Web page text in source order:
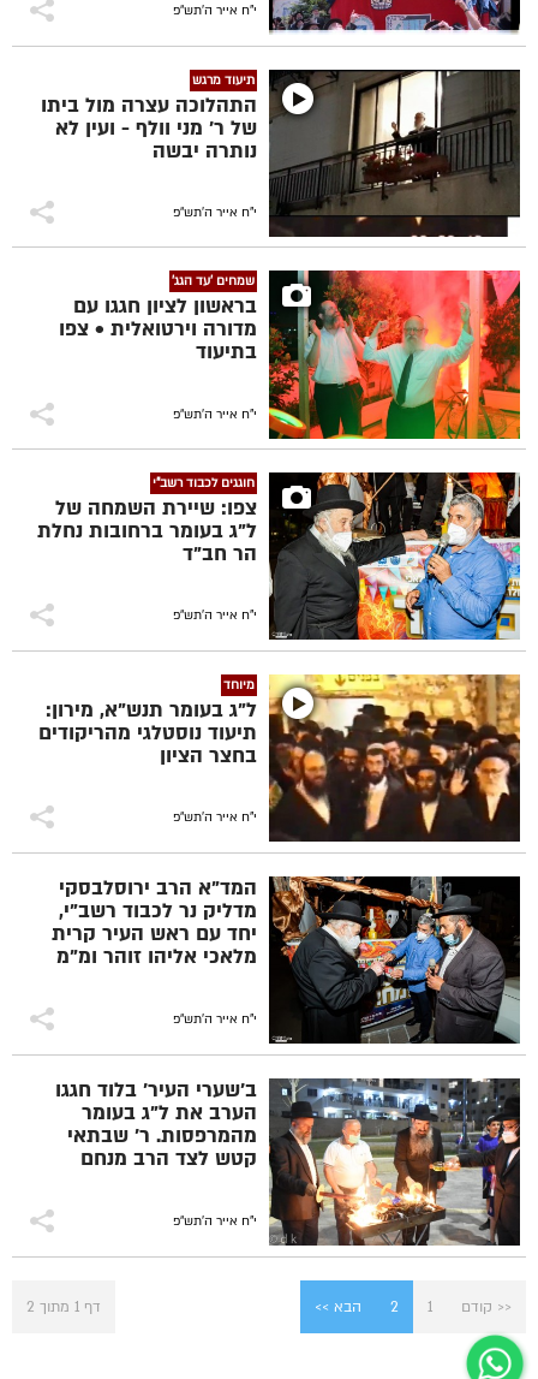
י"ח אייר ה׳תש״פ
תיעוד מרגש
התהלוכה עצרה מול ביתו
של ר' מני וולף - ועין לא
נותרה יבשה
י"ח אייר ה׳תש״פ
שמחים 'עד הגג'
בראשון לציון חגגו עם
מדורה וירטואלית • צפו
בתיעוד
י"ח אייר ה׳תש״פ
חוגגים לכבוד רשב"י
צפו: שיירת השמחה של
ל"ג בעומר ברחובות נחלת
הר חב"ד
י"ח אייר ה׳תש״פ
מיוחד
ל"ג בעומר תנש"א, מירון:
תיעוד נוסטלגי מהריקודים
בחצר הציון
י"ח אייר ה׳תש״פ
המד"א הרב ירוסלבסקי
מדליק נר לכבוד רשב"י,
יחד עם ראש העיר קרית
מלאכי אליהו זוהר ומ"מ
י"ח אייר ה׳תש״פ
ב'שערי העיר' בלוד חגגו
הערב את ל"ג בעומר
מהמרפסות. ר' שבתאי
קטש לצד הרב מנחם
המדורה, לראשונה בשכונה
החדשה
י"ח אייר ה׳תש״פ
דף 1 מתוך 2 << קודם 1
2 הבא >>